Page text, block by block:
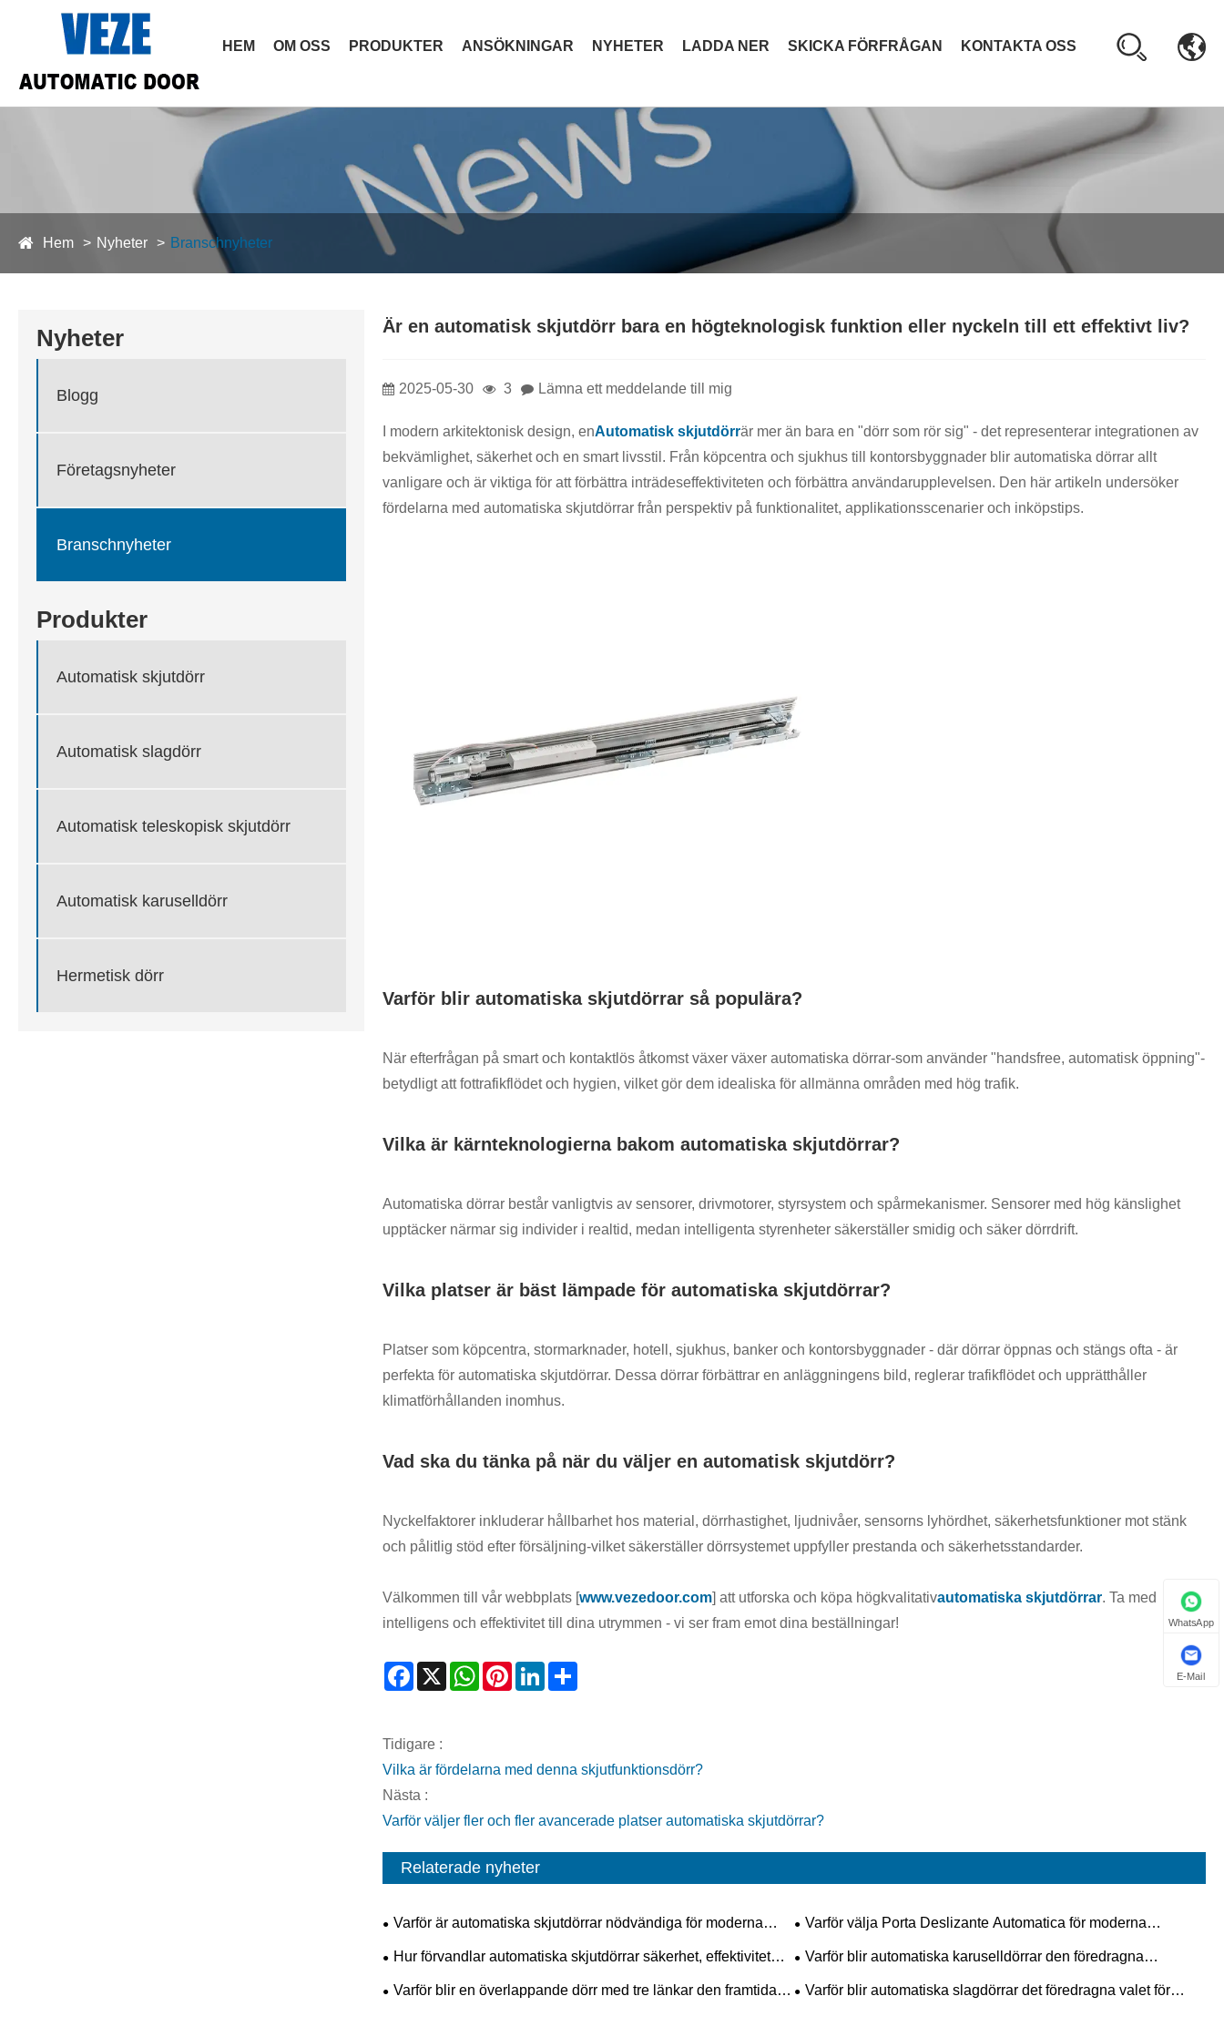
HEM OM OSS PRODUKTER ANSÖKNINGAR NYHETER LADDA NER SKICKA FÖRFRÅGAN KONTAKTA OSS
Hem Nyheter Branschnyheter
Nyheter
Blogg
Företagsnyheter
Branschnyheter
Produkter
Automatisk skjutdörr
Automatisk slagdörr
Automatisk teleskopisk skjutdörr
Automatisk karuselldörr
Hermetisk dörr
Är en automatisk skjutdörr bara en högteknologisk funktion eller nyckeln till ett effektivt liv?
2025-05-30 3 Lämna ett meddelande till mig
I modern arkitektonisk design, enAutomatisk skjutdörrär mer än bara en "dörr som rör sig" - det representerar integrationen av
bekvämlighet, säkerhet och en smart livsstil. Från köpcentra och sjukhus till kontorsbyggnader blir automatiska dörrar allt
vanligare och är viktiga för att förbättra inträdeseffektiviteten och förbättra användarupplevelsen. Den här artikeln undersöker
fördelarna med automatiska skjutdörrar från perspektiv på funktionalitet, applikationsscenarier och inköpstips.
Varför blir automatiska skjutdörrar så populära?
När efterfrågan på smart och kontaktlös åtkomst växer växer automatiska dörrar-som använder "handsfree, automatisk öppning"-
betydligt att fottrafikflödet och hygien, vilket gör dem idealiska för allmänna områden med hög trafik.
Vilka är kärnteknologierna bakom automatiska skjutdörrar?
Automatiska dörrar består vanligtvis av sensorer, drivmotorer, styrsystem och spårmekanismer. Sensorer med hög känslighet
upptäcker närmar sig individer i realtid, medan intelligenta styrenheter säkerställer smidig och säker dörrdrift.
Vilka platser är bäst lämpade för automatiska skjutdörrar?
Platser som köpcentra, stormarknader, hotell, sjukhus, banker och kontorsbyggnader - där dörrar öppnas och stängs ofta - är
perfekta för automatiska skjutdörrar. Dessa dörrar förbättrar en anläggningens bild, reglerar trafikflödet och upprätthåller
klimatförhållanden inomhus.
Vad ska du tänka på när du väljer en automatisk skjutdörr?
Nyckelfaktorer inkluderar hållbarhet hos material, dörrhastighet, ljudnivåer, sensorns lyhördhet, säkerhetsfunktioner mot stänk
och pålitlig stöd efter försäljning-vilket säkerställer dörrsystemet uppfyller prestanda och säkerhetsstandarder.
Välkommen till vår webbplats [www.vezedoor.com] att utforska och köpa högkvalitativautomatiska skjutdörrar. Ta med
intelligens och effektivitet till dina utrymmen - vi ser fram emot dina beställningar!
Facebook
X WhatsAppPinterestLinkedIn
Tidigare :
Vilka är fördelarna med denna skjutfunktionsdörr?
Nästa :
Varför väljer fler och fler avancerade platser automatiska skjutdörrar?
Relaterade nyheter
Varför är automatiska skjutdörrar nödvändiga för moderna
byggnader?
Varför välja Porta Deslizante Automatica för moderna
utrymmen?
Hur förvandlar automatiska skjutdörrar säkerhet, effektivitet
och framtida arkitektoniska trender?
Varför blir automatiska karuselldörrar den föredragna
entrélösningen för kommersiella byggnader?
Varför blir en överlappande dörr med tre länkar den framtida
Varför blir automatiska slagdörrar det föredragna valet för
WhatsApp
E-Mail